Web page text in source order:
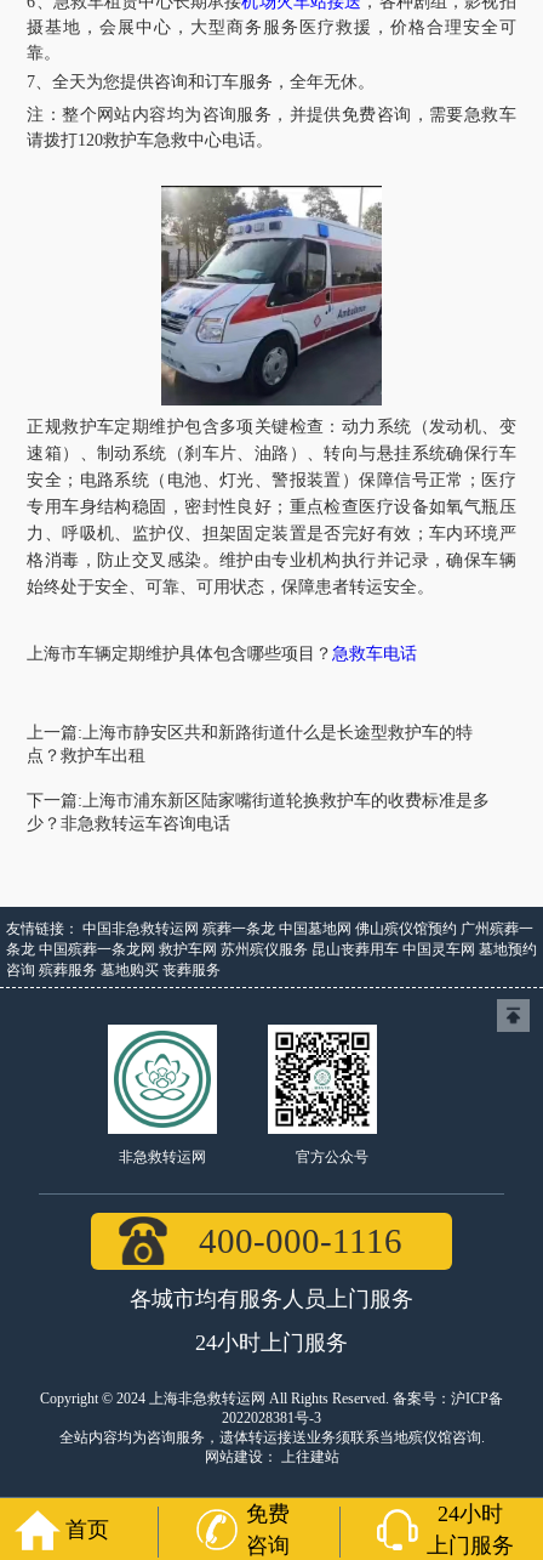
摄基地，会展中心，大型商务服务医疗救援，价格合理安全可
靠。
7、全天为您提供咨询和订车服务，全年无休。
注：整个网站内容均为咨询服务，并提供免费咨询，需要急救车
请拨打120救护车急救中心电话。
正规救护车定期维护包含多项关键检查：动力系统（发动机、变
速箱）、制动系统（刹车片、油路）、转向与悬挂系统确保行车
安全；电路系统（电池、灯光、警报装置）保障信号正常；医疗
专用车身结构稳固，密封性良好；重点检查医疗设备如氧气瓶压
力、呼吸机、监护仪、担架固定装置是否完好有效；车内环境严
格消毒，防止交叉感染。维护由专业机构执行并记录，确保车辆
始终处于安全、可靠、可用状态，保障患者转运安全。
上海市车辆定期维护具体包含哪些项目？急救车电话
上一篇:上海市静安区共和新路街道什么是长途型救护车的特
点？救护车出租
下一篇:上海市浦东新区陆家嘴街道轮换救护车的收费标准是多
少？非急救转运车咨询电话
友情链接： 中国非急救转运网 殡葬一条龙 中国墓地网 佛山殡仪馆预约 广州殡葬一
条龙 中国殡葬一条龙网 救护车网 苏州殡仪服务 昆山丧葬用车 中国灵车网 墓地预约
咨询 殡葬服务 墓地购买 丧葬服务
非急救转运网 官方公众号
400-000-1116
各城市均有服务人员上门服务
24小时上门服务
Copyright © 2024 上海非急救转运网 All Rights Reserved. 备案号： 沪ICP备
2022028381号-3
全站内容均为咨询服务，遗体转运接送业务须联系当地殡仪馆咨询.
网站建设： 上往建站
首页
免费
咨询
24小时
上门服务